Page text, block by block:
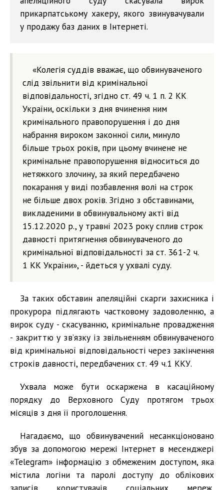
прикарпатському хакеру, якого звинувачували
у продажу баз даних в Інтернеті.
«Колегія суддів вважає, що обвинуваченого
слід звільнити від кримінальної
відповідальності, згідно ст. 49 ч. 1 п. 2 КК
України, оскільки з дня вчинення ним
кримінального правопорушення і до дня
набрання вироком законної сили, минуло
більше трьох років, при цьому вчинене не
кримінальне правопорушення відноситься до
нетяжкого злочину, за який передбачено
покарання у виді позбавлення волі на строк
не більше двох років. Згідно з обставинами,
викладеними в обвинувальному акті від
15.12.2020 р., у травні 2023 року сплив строк
давності притягнення обвинуваченого до
кримінальної відповідальності за ст. 361-2 ч.
1 КК України», - йдеться у ухвалі суду.
За таких обставин апеляційні скарги захисника і
прокурора підлягають частковому задоволенню, а
вирок суду - скасуванню, кримінальне провадження
- закриттю у зв’язку із звільненням обвинуваченого
від кримінальної відповідальності через закінчення
строків давності, передбачених ст. 49 ч.1 ККУ.
Ухвала може бути оскаржена в касаційному
порядку до Верховного Суду протягом трьох
місяців з дня її проголошення.
Нагадаємо, що обвинувачений несанкціоновано
збув за допомогою мережі Інтернет в месенджері
«Telegram» інформацію з обмеженим доступом, яка
містила логіни та паролі доступу до облікових